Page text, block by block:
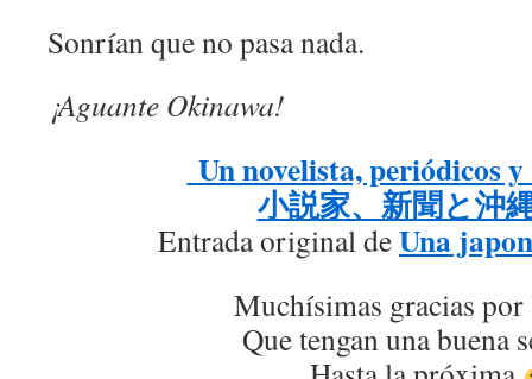
Sonrían que no pasa nada.
¡Aguante Okinawa!
Un novelista, periódicos
小説家、新聞と沖
Entrada original deUna
Muchísimas gracias por
Que tengan una buena